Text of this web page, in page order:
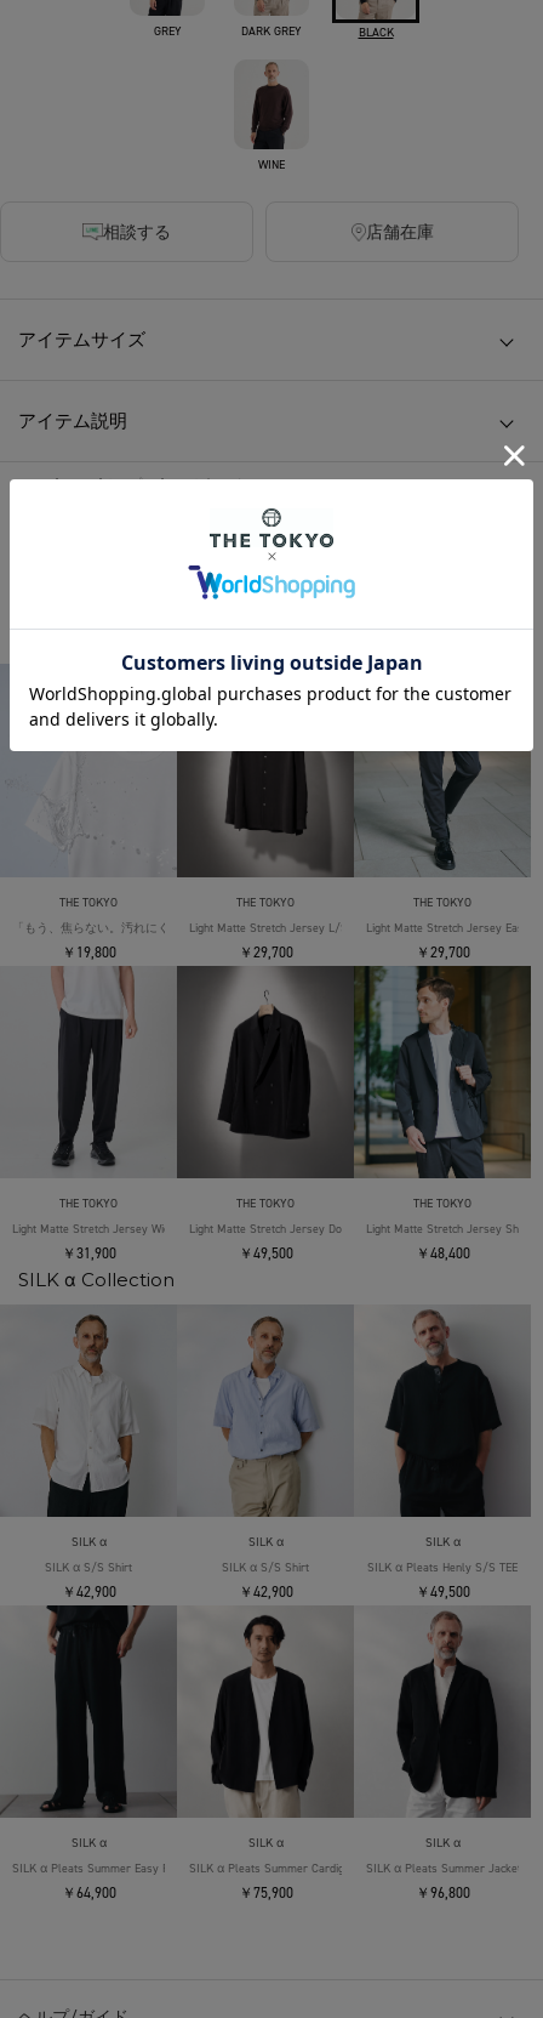
GREY DARK GREY BLACK
WINE
相談する 店舗在庫
アイテムサイズ
アイテム説明
HOME /MENS /トップス /ニット/セーター
/【イレニサ】別注WOOL CREW-NECK KNIT PULLOVER
THE TOKYO
「もう、焦らない。汚れにくい」SOLOTEX Jersey S/S T-Shirts
￥19,800
THE TOKYO
Light Matte Stretch Jersey L/S Shirt
￥29,700
THE TOKYO
Light Matte Stretch Jersey Easy
￥29,700
THE TOKYO
Light Matte Stretch Jersey Wide Tapered Pants
￥31,900
THE TOKYO
Light Matte Stretch Jersey Double Jacket
￥49,500
THE TOKYO
Light Matte Stretch Jersey Shape
￥48,400
SILK α Collection
SILK α
SILK α S/S Shirt
￥42,900
SILK α
SILK α S/S Shirt
￥42,900
SILK α
SILK α Pleats Henly S/S TEE
￥49,500
SILK α
SILK α Pleats Summer Easy Pants
￥64,900
SILK α
SILK α Pleats Summer Cardigan
￥75,900
SILK α
SILK α Pleats Summer Jacket
￥96,800